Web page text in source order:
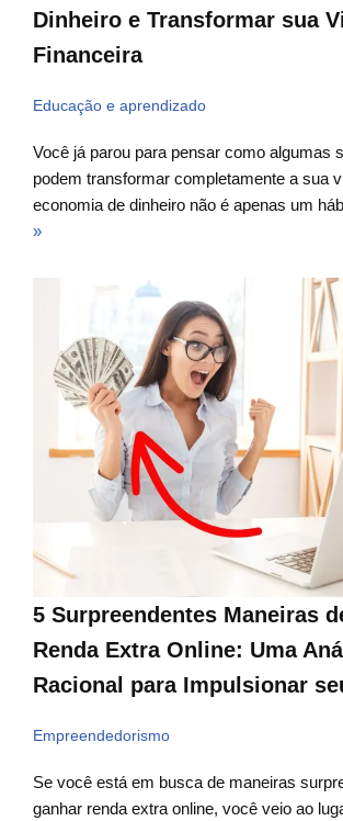
Dinheiro e Transformar sua
Financeira
Educação e aprendizado
Você já parou para pensar como algumas
podem transformar completamente a sua
economia de dinheiro não é apenas um
»
5 Surpreendentes Maneiras
Renda Extra Online: Uma
Racional para Impulsionar
Empreendedorismo
Se você está em busca de maneiras
ganhar renda extra online, você veio ao